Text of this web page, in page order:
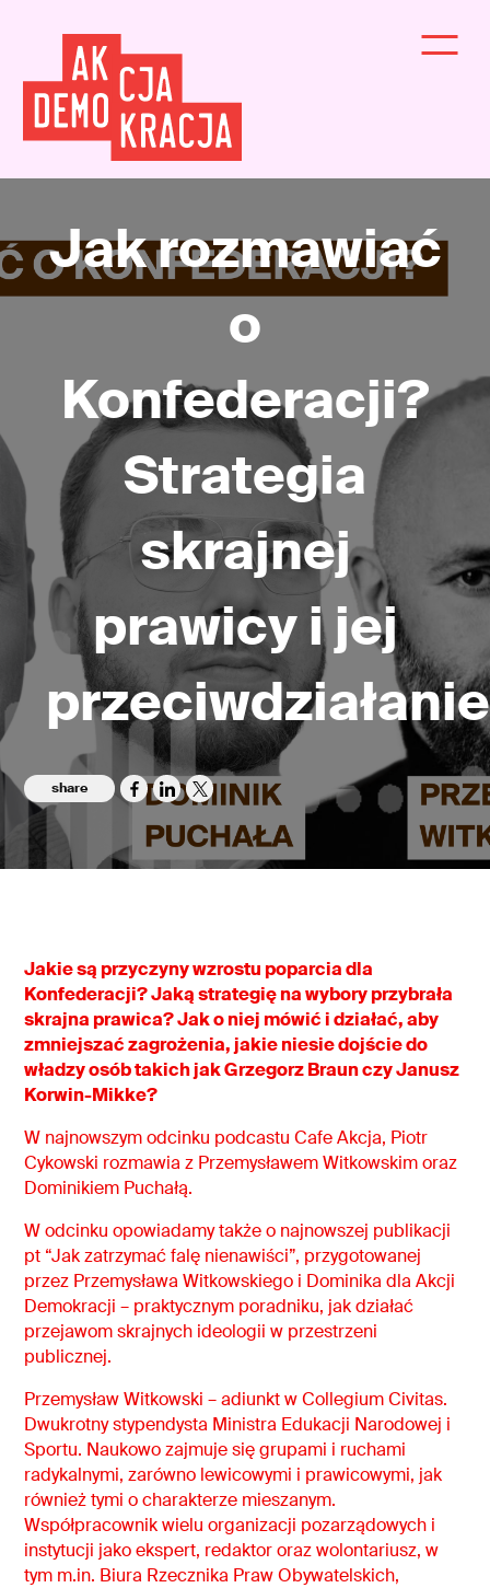
Jak rozmawiać
o
Konfederacji?
Strategia
skrajnej
prawicy i jej
share
Jakie są przyczyny wzrostu poparcia dla
Konfederacji? Jaką strategię na wybory przybrała
skrajna prawica? Jak o niej mówić i działać, aby
zmniejszać zagrożenia, jakie niesie dojście do
władzy osób takich jak Grzegorz Braun czy Janusz
Korwin-Mikke?
W najnowszym odcinku podcastu Cafe Akcja, Piotr
Cykowski rozmawia z Przemysławem Witkowskim oraz
Dominikiem Puchałą.
W odcinku opowiadamy także o najnowszej publikacji
pt “Jak zatrzymać falę nienawiści”, przygotowanej
przez Przemysława Witkowskiego i Dominika dla Akcji
Demokracji – praktycznym poradniku, jak działać
przejawom skrajnych ideologii w przestrzeni
publicznej.
Przemysław Witkowski – adiunkt w Collegium Civitas.
Dwukrotny stypendysta Ministra Edukacji Narodowej i
Sportu. Naukowo zajmuje się grupami i ruchami
radykalnymi, zarówno lewicowymi i prawicowymi, jak
również tymi o charakterze mieszanym.
Współpracownik wielu organizacji pozarządowych i
instytucji jako ekspert, redaktor oraz wolontariusz, w
tym m.in. Biura Rzecznika Praw Obywatelskich,